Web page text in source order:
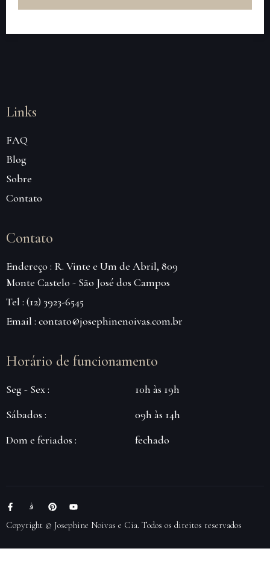
Links
FAQ
Blog
Sobre
Contato
Contato
Endereço : R. Vinte e Um de Abril, 809
Monte Castelo - São José dos Campos
Tel : (12) 3923-6545
Email : contato@josephinenoivas.com.br
Horário de funcionamento
Seg - Sex :
Sábados :
Dom e feriados :
10h às 19h
09h às 14h
fechado
Copyright © Josephine Noivas e Cia. Todos os direitos reservados